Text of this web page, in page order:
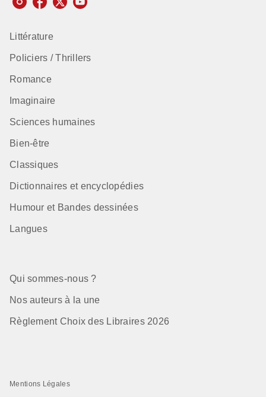
Littérature
Policiers / Thrillers
Romance
Imaginaire
Sciences humaines
Bien-être
Classiques
Dictionnaires et encyclopédies
Humour et Bandes dessinées
Langues
Qui sommes-nous ?
Nos auteurs à la une
Règlement Choix des Libraires 2026
Mentions Légales